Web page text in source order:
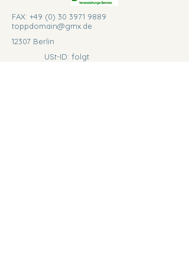
FAX: +49 (0) 30 3971 9889
toppdomain@gmx.de
12307 Berlin
USt-ID: folgt